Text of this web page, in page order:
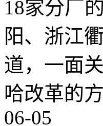
18家分厂
阳、浙江
道，一面
哈改革的
06-05